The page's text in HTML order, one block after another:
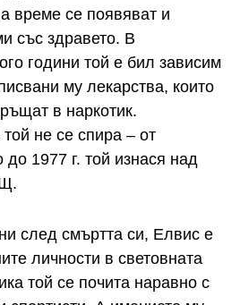
време се появяват и
със здравето. В
години той е бил зависим
му лекарства, които
в наркотик.
не се спира – от
до 1977 г. той изнася над
след смъртта си, Елвис е
личности в световната
той се почита наравно с